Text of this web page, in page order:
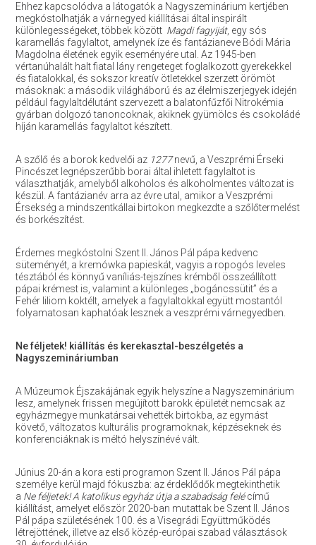
Ehhez kapcsolódva a látogatók a Nagyszeminárium kertjében
megkóstolhatják a várnegyed kiállításai által inspirált
különlegességeket, többek között Magdi fagyiját, egy sós
karamellás fagylaltot, amelynek íze és fantázianeve Bódi Mária
Magdolna életének egyik eseményére utal. Az 1945-ben
vértanúhalált halt fiatal lány rengeteget foglalkozott gyerekekkel
és fiatalokkal, és sokszor kreatív ötletekkel szerzett örömöt
másoknak: a második világháború és az élelmiszerjegyek idején
például fagylaltdélutánt szervezett a balatonfűzfői Nitrokémia
gyárban dolgozó tanoncoknak, akiknek gyümölcs és csokoládé
híján karamellás fagylaltot készített.
A szőlő és a borok kedvelői az 1277nevű, a Veszprémi Érseki
Pincészet legnépszerűbb borai által ihletett fagylaltot is
választhatják, amelyből alkoholos és alkoholmentes változat is
készül. A fantázianév arra az évre utal, amikor a Veszprémi
Érsekség a mindszentkállai birtokon megkezdte a szőlőtermelést
és borkészítést.
Érdemes megkóstolni Szent II. János Pál pápa kedvenc
süteményét, a kremówka papieskát, vagyis a ropogós leveles
tésztából és könnyű vaníliás-tejszínes krémből összeállított
pápai krémest is, valamint a különleges „bogáncssütit” és a
Fehér liliom koktélt, amelyek a fagylaltokkal együtt mostantól
folyamatosan kaphatóak lesznek a veszprémi várnegyedben.
Ne féljetek! kiállítás és kerekasztal-beszélgetés a
Nagyszemináriumban
A Múzeumok Éjszakájának egyik helyszíne a Nagyszeminárium
lesz, amelynek frissen megújított barokk épületét nemcsak az
egyházmegye munkatársai vehették birtokba, az egymást
követő, változatos kulturális programoknak, képzéseknek és
konferenciáknak is méltó helyszínévé vált.
Június 20-án a kora esti programon Szent II. János Pál pápa
személye kerül majd fókuszba: az érdeklődők megtekinthetik
a Ne féljetek! A katolikus egyház útja a szabadság felécímű
kiállítást, amelyet először 2020-ban mutattak be Szent II. János
Pál pápa születésének 100. és a Visegrádi Együttműködés
létrejöttének, illetve az első közép-európai szabad választások